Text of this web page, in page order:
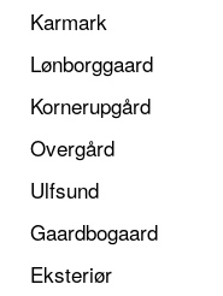
Karmark
Lønborggaard
Kornerupgård
Overgård
Ulfsund
Gaardbogaard
Eksteriør